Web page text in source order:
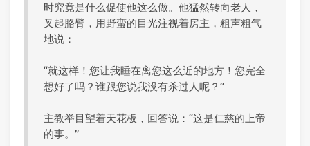
时究竟是什么促使他这么做。他猛然转向老人，
叉起胳臂，用野蛮的目光注视着房主，粗声粗气
地说：
“就这样！您让我睡在离您这么近的地方！您完全
想好了吗？谁跟您说我没有杀过人呢？”
主教举目望着天花板，回答说：“这是仁慈的上帝
的事。”